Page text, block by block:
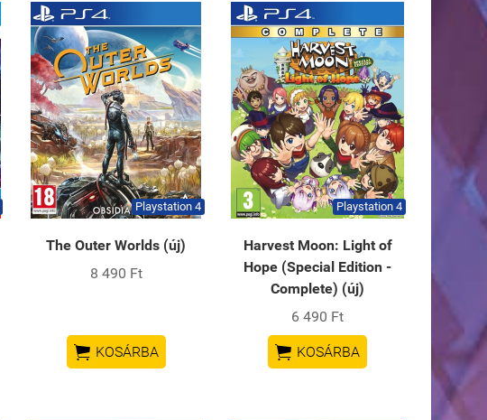
Playstation 4
The Outer Worlds (új)
8 490 Ft
 KOSÁRBA
Playstation 4
Harvest Moon: Light of
Hope (Special Edition -
Complete) (új)
6 490 Ft
 KOSÁRBA